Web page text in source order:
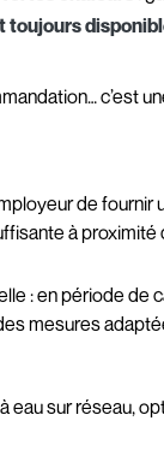
toujours
c’est
de fournir
à proximité
: en période de
mesures
eau sur réseau,